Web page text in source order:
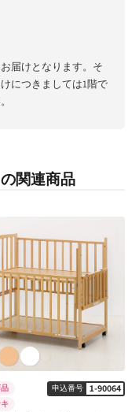
届けとなります。そ
につきましては1階で
関連商品
申込番号 1-90064